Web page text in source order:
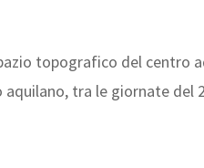
topografico del centro
tra le giornate del